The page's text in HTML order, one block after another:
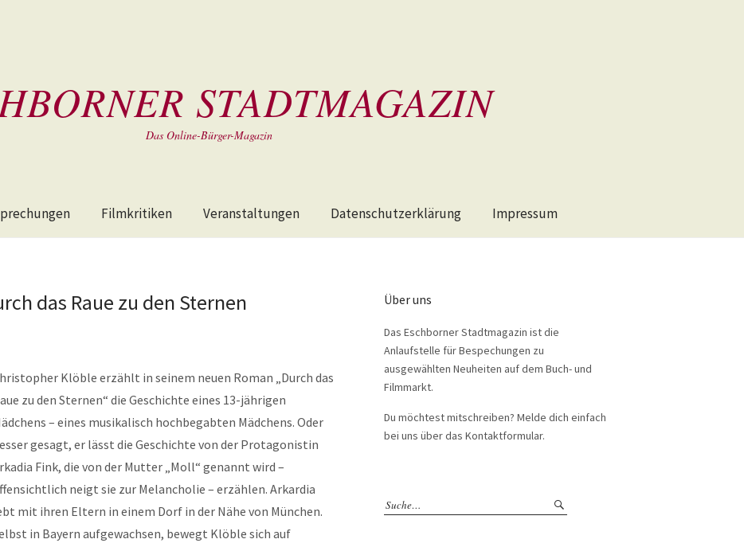
STADTMAGAZIN
Das Online-Bürger-Magazin
Filmkritiken Veranstaltungen Datenschutzerklärung Impressum
das Raue zu den Sternen
Klöble erzählt in seinem neuen Roman „Durch das
zu den Sternen“ die Geschichte eines 13-jährigen
– eines musikalisch hochbegabten Mädchens. Oder
gesagt, er lässt die Geschichte von der Protagonistin
Fink, die von der Mutter „Moll“ genannt wird –
neigt sie zur Melancholie – erzählen. Arkardia
mit ihren Eltern in einem Dorf in der Nähe von München.
in Bayern aufgewachsen, bewegt Klöble sich auf
Über uns
Das Eschborner Stadtmagazin ist die
Anlaufstelle für Bespechungen zu
ausgewählten Neuheiten auf dem Buch- und
Filmmarkt.
Du möchtest mitschreiben? Melde dich einfach
bei uns über das Kontaktformular.